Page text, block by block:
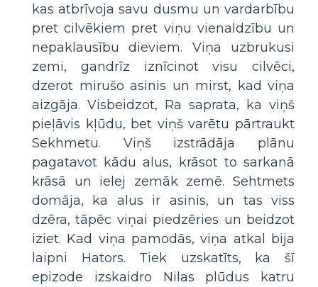
kas atbrīvoja savu dusmu un vardarbību
pret cilvēkiem pret viņu vienaldzību un
nepaklausību dieviem. Viņa uzbrukusi
zemi, gandrīz iznīcinot visu cilvēci,
dzerot mirušo asinis un mirst, kad viņa
aizgāja. Visbeidzot, Ra saprata, ka viņš
pieļāvis kļūdu, bet viņš varētu pārtraukt
Sekhmetu. Viņš izstrādāja plānu
pagatavot kādu alus, krāsot to sarkanā
krāsā un ielej zemāk zemē. Sehtmets
domāja, ka alus ir asinis, un tas viss
dzēra, tāpēc viņai piedzēries un beidzot
iziet. Kad viņa pamodās, viņa atkal bija
laipni Hators. Tiek uzskatīts, ka šī
epizode izskaidro Nilas plūdus katru